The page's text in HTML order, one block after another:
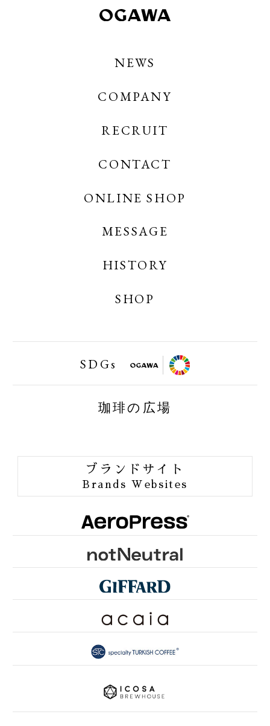
NEWS
COMPANY
RECRUIT
OGAWA COFFEE
OGAWA COFFEE CREATES
CONTACT
ONLINE SHOP
OGAWA COFFEE ONLINE SHOP
OGAWA COFFEE LABORATORY ONLINE
小川珈琲業務用オンラインショップ
MESSAGE
HISTORY
SHOP
SDGs
FAIRTRAID
ORGANIC JAS
ORANG UTAN COFFEE
ONE of LOVE PROJECT
GROUNDS FOR HEALTH
FUN TO SHARE
PINK RIBBON KYOTO
SDGsとは
珈琲の広場
ブランドサイト
Brands Websites